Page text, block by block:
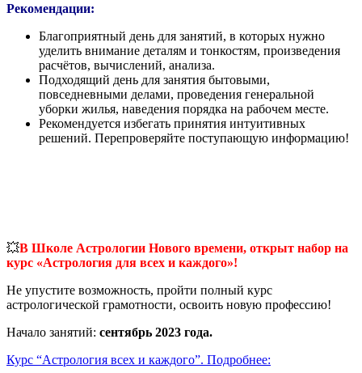
Рекомендации:
Благоприятный день для занятий, в которых нужно
уделить внимание деталям и тонкостям, произведения
расчётов, вычислений, анализа.
Подходящий день для занятия бытовыми,
повседневными делами, проведения генеральной
уборки жилья, наведения порядка на рабочем месте.
Рекомендуется избегать принятия интуитивных
решений. Перепроверяйте поступающую информацию!
💥В Школе Астрологии Нового времени, открыт набор на
курс «Астрология для всех и каждого»!
Не упустите возможность, пройти полный курс
астрологической грамотности, освоить новую профессию!
Начало занятий: сентябрь 2023 года.
Курс “Астрология всех и каждого”. Подробнее: